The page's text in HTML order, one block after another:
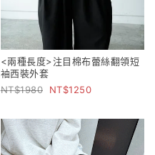
<兩種長度>注目棉布蕾絲翻領短
袖西裝外套
1980
1250